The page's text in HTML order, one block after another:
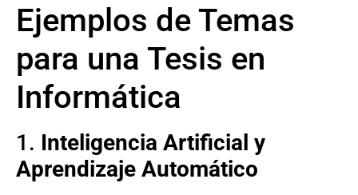
Ejemplos de Temas
para una Tesis en
Informática
1. Inteligencia Artificial y
Aprendizaje Automático